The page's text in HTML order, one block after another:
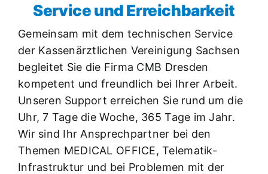
Service und Erreichbarkeit
Gemeinsam mit dem technischen Service
der Kassenärztlichen Vereinigung Sachsen
begleitet Sie die Firma CMB Dresden
kompetent und freundlich bei Ihrer Arbeit.
Unseren Support erreichen Sie rund um die
Uhr, 7 Tage die Woche, 365 Tage im Jahr.
Wir sind Ihr Ansprechpartner bei den
Themen MEDICAL OFFICE, Telematik-
Infrastruktur und bei Problemen mit der